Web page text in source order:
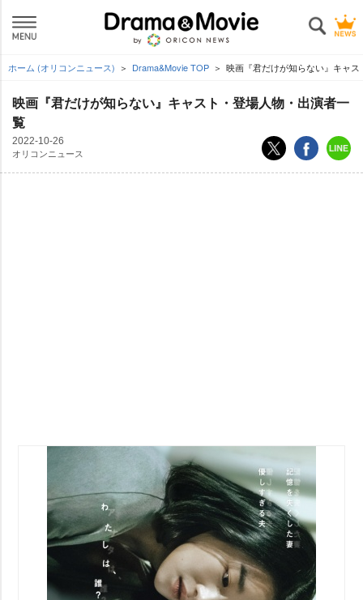
ホーム (オリコンニュース) Drama&Movie TOP 映画『君だけが知らない』キャ
映画『君だけが知らない』キャスト・登場人物・出演者一
覧
2022-10-26
オリコンニュース